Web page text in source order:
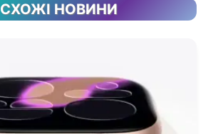
СХОЖІ НОВИНИ